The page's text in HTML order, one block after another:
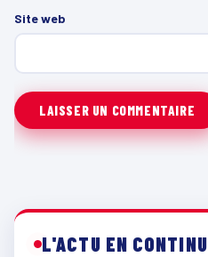
Site web
L'ACTU EN CONTINU